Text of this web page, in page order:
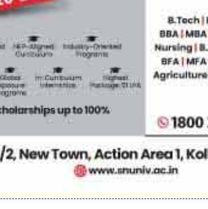
(Suvendu Adhikari)
গিয়ে শুভেন্দু (Suvendu Adhikari)
অনুপ্রবেশ বিরোধী বার্তার সঙ্গে সুর
জন্য জমি দেননি। ফলে বাংলাদেশ থেকে
“ভারতে সংবিধানই শেষ কথা বলে, মমতা
রয়েছে।” এদিন শুভেন্দু ভোটার তালিকা
মত অনুপ্রবেশকারীদের নামও বাদ দেওয়ার কথা